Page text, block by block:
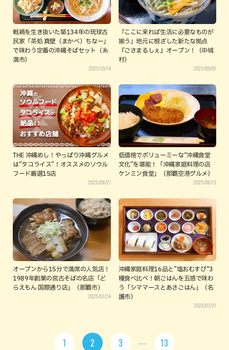
戦禍を生き抜いた築134年の琉球古
民家「茶処 真壁（まかべ）ちなー」
で味わう定番の沖縄そばセット（糸
満市）
2025/10/14
「ここに来れば生活に必要なものが
揃う」地元に根ざした新たな拠点
『ごさまるしぇ』オープン！（中城
村）
2025/09/01
THE 沖縄めし！やっぱり沖縄グルメ
は”タコライス”！オススメのソウル
フード厳選15店
2025/08/27
低価格でボリューミーな“沖縄食堂
文化”を堪能！「沖縄家庭料理の店
ケンミン食堂」（那覇空港グルメ）
2025/08/13
オープンから15分で満席の人気店！
1989年創業の宮古そばの名店「ど
らえもん 国際通り店」（那覇市）
2025/07/24
沖縄家庭料理16品と”塩おむすび”3
種食べ比べ！朝ごはんを五感で味わ
う「シママースとあさごはん」（名
護市）
2025/07/21
1 2 3 13